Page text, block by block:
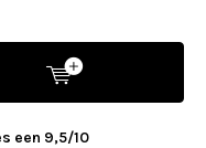
een 9,5/10